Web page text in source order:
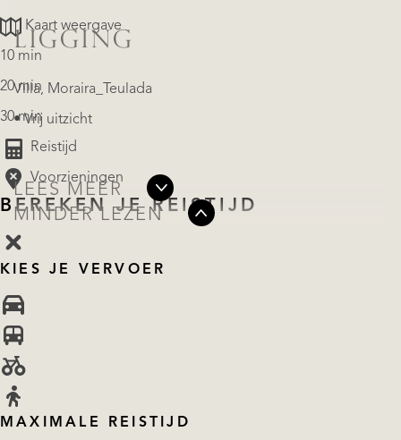
LIGGING
Villa, Moraira_Teulada
• Vrij uitzicht
LEES MEER
MINDER LEZEN
Kaart weergave
10 min
20 min
30 min
Reistijd
Voorzieningen
BEREKEN JE REISTIJD
KIES JE VERVOER
MAXIMALE REISTIJD